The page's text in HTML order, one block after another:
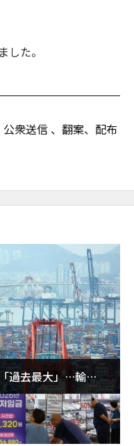
した。
衆送信 、翻案、配布
過去最大」…輸出